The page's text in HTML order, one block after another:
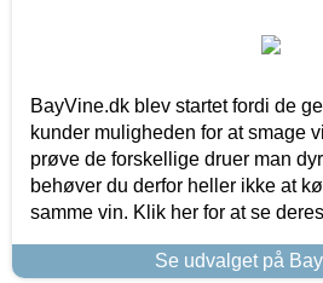
BayVine.dk blev startet fordi de
kunder muligheden for at smage
prøve de forskellige druer man
behøver du derfor heller ikke at
samme vin. Klik her for at se
Se udvalget på